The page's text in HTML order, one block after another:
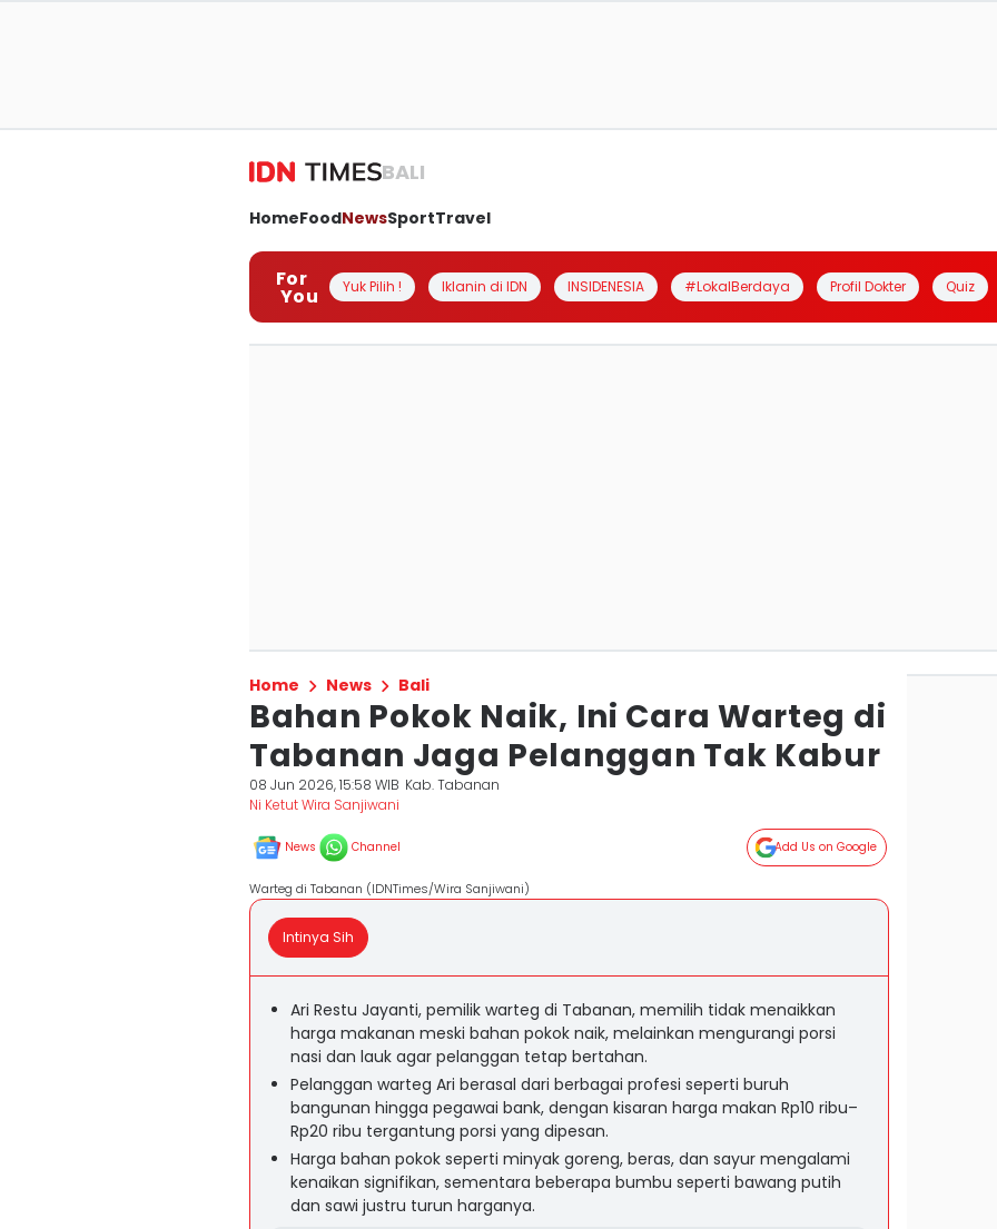
BALI
HomeFoodNewsSportTravel
For
You Yuk Pilih ! Iklanin di IDN INSIDENESIA #LokalBerdaya Profil Dokter Quiz
Home News Bali
Bahan Pokok Naik, Ini Cara Warteg di
Tabanan Jaga Pelanggan Tak Kabur
08 Jun 2026, 15:58 WIB Kab. Tabanan
Ni Ketut Wira Sanjiwani
News Channel Add Us on Google
Warteg di Tabanan (IDNTimes/Wira Sanjiwani)
Intinya Sih
Ari Restu Jayanti, pemilik warteg di Tabanan, memilih tidak menaikkan
harga makanan meski bahan pokok naik, melainkan mengurangi porsi
nasi dan lauk agar pelanggan tetap bertahan.
Pelanggan warteg Ari berasal dari berbagai profesi seperti buruh
bangunan hingga pegawai bank, dengan kisaran harga makan Rp10 ribu–
Rp20 ribu tergantung porsi yang dipesan.
Harga bahan pokok seperti minyak goreng, beras, dan sayur mengalami
kenaikan signifikan, sementara beberapa bumbu seperti bawang putih
dan sawi justru turun harganya.